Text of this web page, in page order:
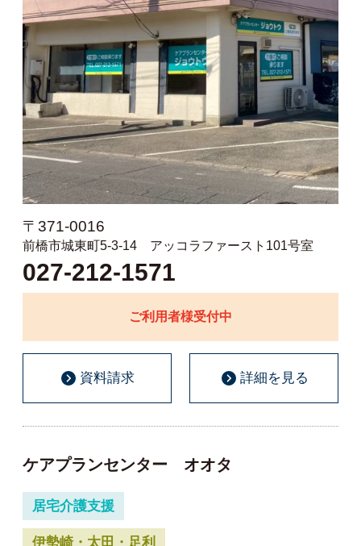
〒371-0016
前橋市城東町5-3-14 アッコラファースト101号室
027-212-1571
ご利用者様受付中
資料請求 詳細を見る
ケアプランセンター オオタ
居宅介護支援
伊勢崎・太田・足利